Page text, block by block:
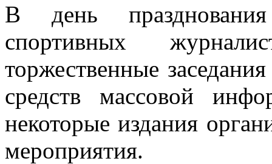
В день
спортивных
торжественные
средств массовой
некоторые издания
мероприятия.